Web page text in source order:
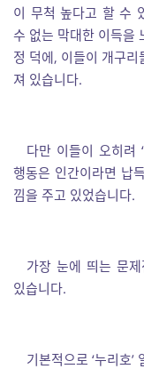
이 무척 높다고 할 수
수 없는 막대한 이득을
정 덕에, 이들이 개구
져 있습니다.
다만 이들이 오히려
행동은 인간이라면 납
낌을 주고 있었습니다.
가장 눈에 띄는 문제
있습니다.
기본적으로 ‘누리호